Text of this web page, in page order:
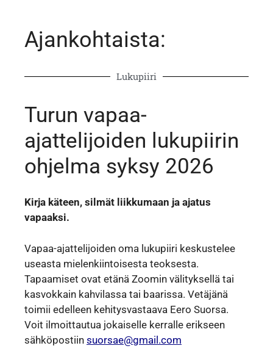
Ajankohtaista:
Lukupiiri
Turun vapaa-
ajattelijoiden lukupiirin
ohjelma syksy 2026
Kirja käteen, silmät liikkumaan ja ajatus
vapaaksi.
Vapaa-ajattelijoiden oma lukupiiri keskustelee
useasta mielenkiintoisesta teoksesta.
Tapaamiset ovat etänä Zoomin välityksellä tai
kasvokkain kahvilassa tai baarissa. Vetäjänä
toimii edelleen kehitysvastaava Eero Suorsa.
Voit ilmoittautua jokaiselle kerralle erikseen
sähköpostiin suorsae@gmail.com